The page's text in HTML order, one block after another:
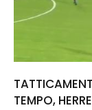
TEMPO,